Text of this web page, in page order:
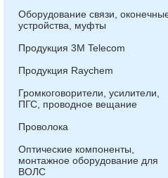
Оборудование связи,
устройства, муфты
Продукция 3М Telecom
Продукция Raychem
Громкоговорители, усилители,
ПГС, проводное вещание
Проволока
Оптические компоненты,
монтажное оборудование для
ВОЛС